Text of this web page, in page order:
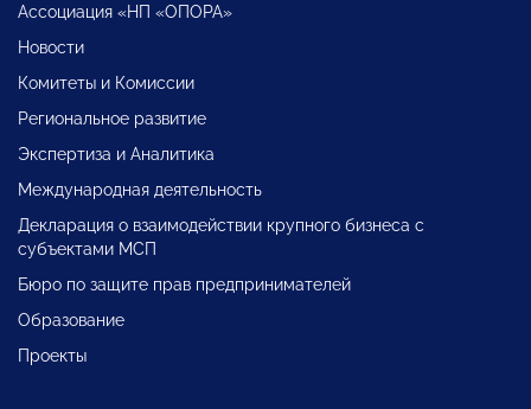
Ассоциация «НП «ОПОРА»
Новости
Комитеты и Комиссии
Региональное развитие
Экспертиза и Аналитика
Международная деятельность
Декларация о взаимодействии крупного бизнеса с
субъектами МСП
Бюро по защите прав предпринимателей
Образование
Проекты